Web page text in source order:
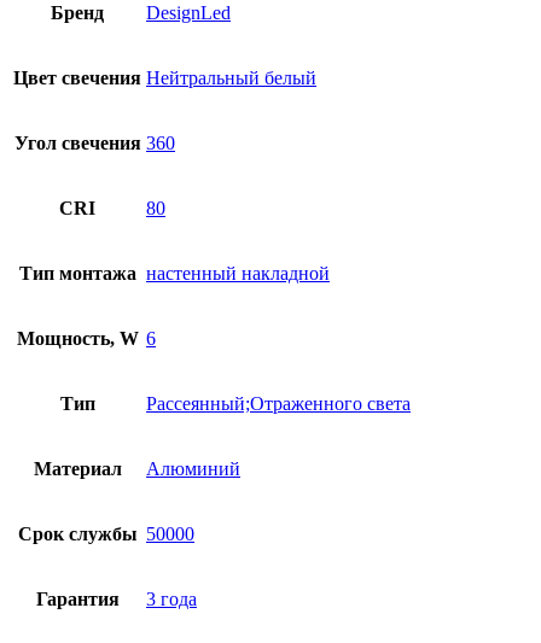
Бренд DesignLed
Цвет свечения Нейтральный белый
Угол свечения 360
CRI 80
Тип монтажа настенный накладной
Мощность, W 6
Тип Рассеянный;Отраженного света
Материал Алюминий
Срок службы 50000
Гарантия 3 года